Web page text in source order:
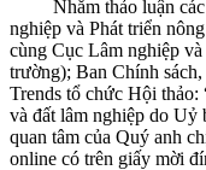
Nhằm thảo luận các
nghiệp và Phát triển
cùng Cục Lâm nghiệp
trường); Ban Chính
Trends tổ chức Hội thảo:
và đất lâm nghiệp do Uỷ
quan tâm của Quý anh
online có trên giấy mời